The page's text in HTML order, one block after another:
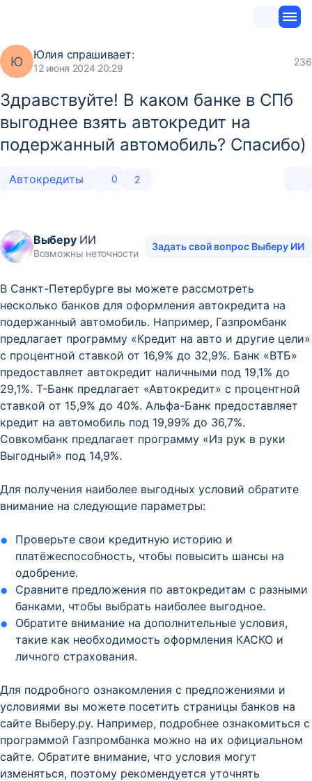
Ю Юлия спрашивает:
12 июня 2024 20:29
236
Здравствуйте! В каком банке в СПб
выгоднее взять автокредит на
подержанный автомобиль? Спасибо)
Автокредиты 0 2
ВыберуИИ
Возможны неточности
Задать свой вопрос Выберу ИИ
В Санкт-Петербурге вы можете рассмотреть
несколько банков для оформления автокредита на
подержанный автомобиль. Например, Газпромбанк
предлагает программу «Кредит на авто и другие цели»
с процентной ставкой от 16,9% до 32,9%. Банк «ВТБ»
предоставляет автокредит наличными под 19,1% до
29,1%. Т-Банк предлагает «Автокредит» с процентной
ставкой от 15,9% до 40%. Альфа-Банк предоставляет
кредит на автомобиль под 19,99% до 36,7%.
Совкомбанк предлагает программу «Из рук в руки
Выгодный» под 14,9%.
Для получения наиболее выгодных условий обратите
внимание на следующие параметры:
Проверьте свои кредитную историю и
платёжеспособность, чтобы повысить шансы на
одобрение.
Сравните предложения по автокредитам с разными
банками, чтобы выбрать наиболее выгодное.
Обратите внимание на дополнительные условия,
такие как необходимость оформления КАСКО и
личного страхования.
Для подробного ознакомления с предложениями и
условиями вы можете посетить страницы банков на
сайте Выберу.ру. Например, подробнее ознакомиться с
программой Газпромбанка можно на их официальном
сайте. Обратите внимание, что условия могут
изменяться, поэтому рекомендуется уточнять